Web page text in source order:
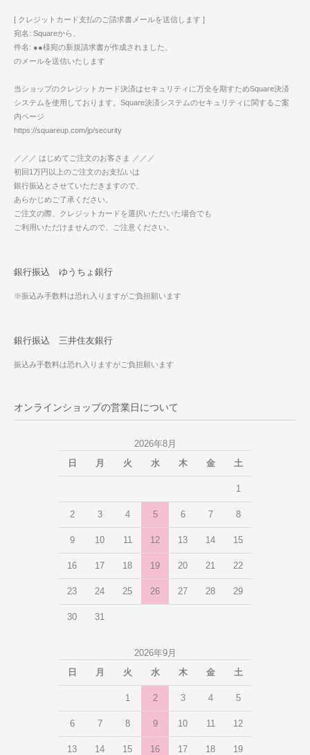
[ クレジットカード支払のご請求書メールを送信します ]
宛名: Squareから、
件名: ●●様宛の新規請求書が作成されました、
のメールを送信いたします
当ショップのクレジットカード決済はセキュリティに万全を期すためSquare決済
システムを使用しております。Square決済システムのセキュリティに関するご案
内ページ
https://squareup.com/jp/security
／／／ はじめてご注文のお客さま ／／／
初回1万円以上のご注文のお支払いは
銀行振込とさせていただきますので、
あらかじめご了承ください。
ご注文の際、クレジットカードを選択いただいた場合でも
ご利用いただけませんので、ご注意ください。
銀行振込 ゆうちょ銀行
※振込み手数料は恐れ入りますがご負担願います
銀行振込 三井住友銀行
振込み手数料は恐れ入りますがご負担願います
オンラインショップの営業日について
2026年8月
日
月 火 水 木 金 土
1
2 3 4 5 6 7 8
9 10 11 12 13 14 15
16 17 18 19 20 21 22
23 24 25 26 27 28 29
30 31
2026年9月
日
月 火 水 木 金 土
1 2 3 4 5
6 7 8 9 10 11 12
13 14 15 16 17 18 19